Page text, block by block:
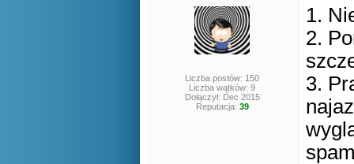
Liczba postów: 150
Liczba wątków: 9
Dołączył: Dec 2015
Reputacja: 39
1.
2.
3.